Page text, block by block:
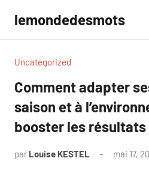
contenu
lemondedesmots
Uncategorized
Comment adapter
saison et à
booster les résultats
par Louise KESTEL mai 17,